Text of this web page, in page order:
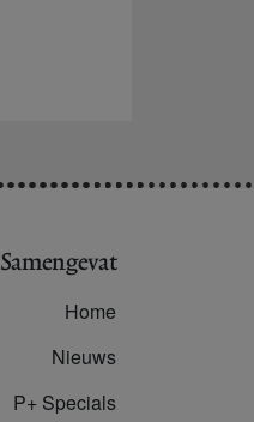
Samengevat
Home
Nieuws
P+ Specials